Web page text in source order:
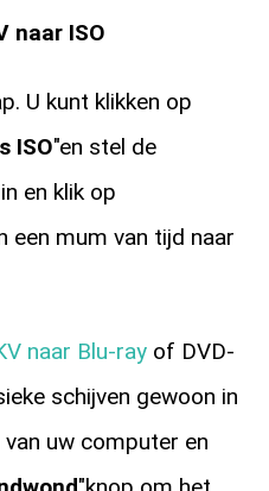
naar ISO
U kunt klikken op
ISO"en stel de
en klik op
een mum van tijd naar
naar Blu-rayof DVD-
schijven gewoon in
uw computer en